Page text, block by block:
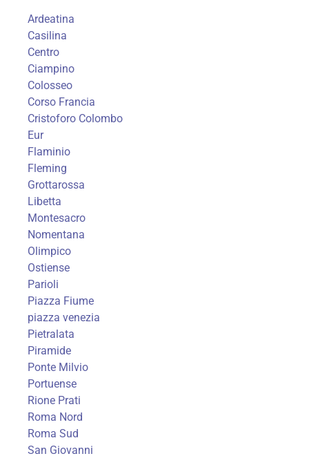
Ardeatina
Casilina
Centro
Ciampino
Colosseo
Corso Francia
Cristoforo Colombo
Eur
Flaminio
Fleming
Grottarossa
Libetta
Montesacro
Nomentana
Olimpico
Ostiense
Parioli
Piazza Fiume
piazza venezia
Pietralata
Piramide
Ponte Milvio
Portuense
Rione Prati
Roma Nord
Roma Sud
San Giovanni